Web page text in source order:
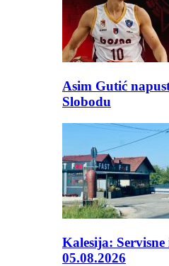
Asim Gutić
Slobodu
Kalesija:
05.08.2026